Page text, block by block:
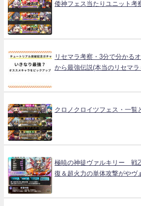
倭神フェス当たりユニット考
リセマラ考察・3分で分かる
から最強伝説(本当のリセマラ
クロノクロイツフェス・一覧
極暁の神徒ヴァルキリー 戦
復＆超火力の単体攻撃がやヴ